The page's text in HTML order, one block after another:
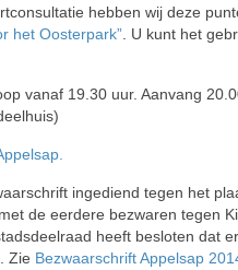
hebben wij deze
het Oosterpark” . U kunt het
vanaf 19.30 uur. Aanvang
ingediend tegen het
de eerdere bezwaren tegen
heeft besloten dat
Zie Bezwaarschrift Appelsap